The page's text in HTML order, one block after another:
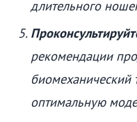
длительного
рекомендации
биомеханический
оптимальную